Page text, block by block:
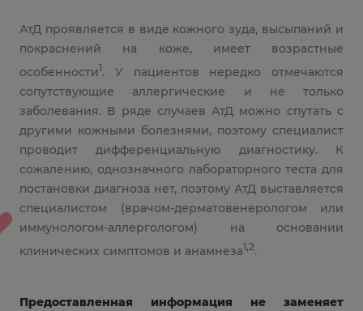
АтД проявляется в виде кожного зуда, высыпаний и
покраснений на коже, имеет возрастные
особенности1 . У пациентов нередко отмечаются
сопутствующие аллергические и не только
заболевания. В ряде случаев АтД можно спутать с
другими кожными болезнями, поэтому специалист
проводит дифференциальную диагностику. К
сожалению, однозначного лабораторного теста для
постановки диагноза нет, поэтому АтД выставляется
специалистом (врачом-дерматовенерологом или
иммунологом-аллергологом) на основании
клинических симптомов и анамнеза1,2.
Предоставленная информация не заменяет